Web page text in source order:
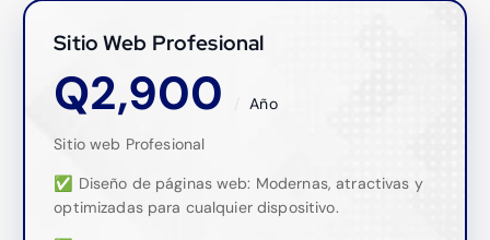
Sitio Web Profesional
Q2,900 Año
Sitio web Profesional
✅ Diseño de páginas web: Modernas, atractivas y
optimizadas para cualquier dispositivo.